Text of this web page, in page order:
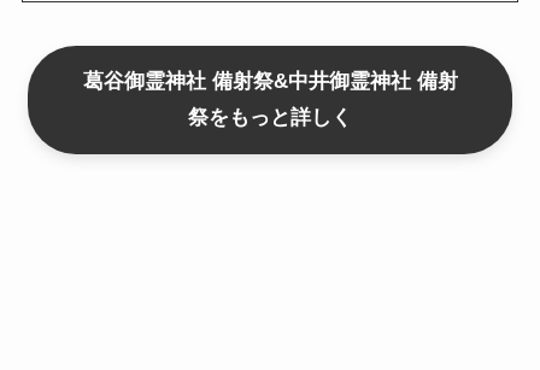
葛谷御霊神社 備射祭&中井御霊神社 備射
祭をもっと詳しく